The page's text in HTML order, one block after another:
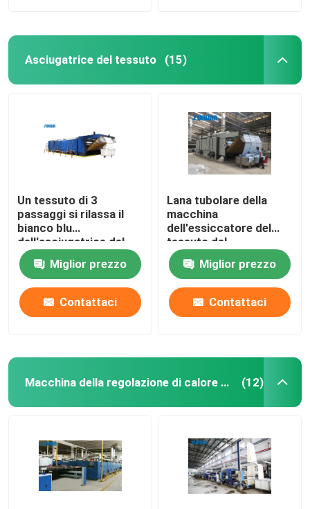
Asciugatrice del tessuto (15)
Un tessuto di 3
passaggi si rilassa il
bianco blu
dell'asciugatrice del
tessuto
dell'essiccatore
Miglior prezzo
Contattaci
Lana tubolare della
macchina
dell'essiccatore del
tessuto del
riscaldamento a gas
pre asciugatrice
50m/Min
Miglior prezzo
Contattaci
Macchina della regolazione di calore del tessuto (12)